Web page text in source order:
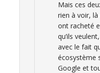
Mais ces
rien à voir, là
ont racheté
qu’ils
avec le fait
écosystème
Google et